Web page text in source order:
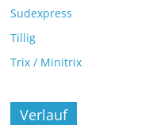
Sudexpress
Tillig
Trix / Minitrix
Verlauf